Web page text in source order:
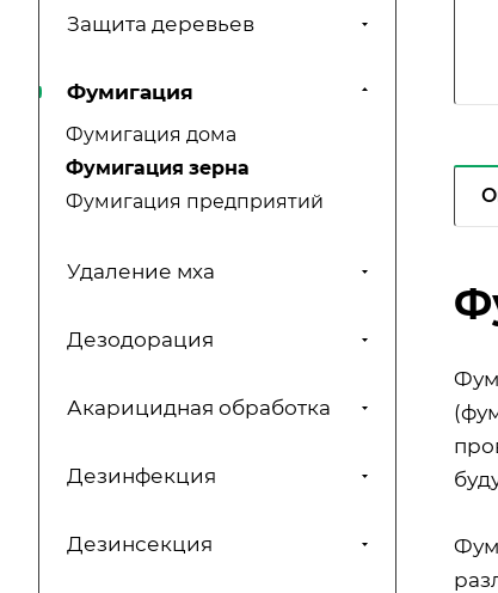
Защита деревьев
Фумигация
Фумигация дома
Фумигация зерна
Фумигация предприятий
Удаление мха
Дезодорация
Акарицидная обработка
Дезинфекция
Дезинсекция